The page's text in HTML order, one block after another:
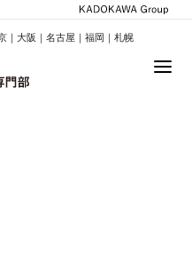
｜大阪｜名古屋｜福岡｜札幌